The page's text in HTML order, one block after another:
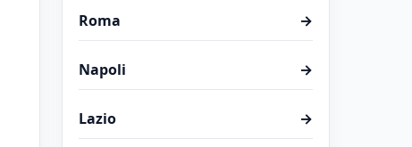
Roma →
Napoli →
Lazio →